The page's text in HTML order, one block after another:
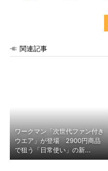
関連記事
ワークマン「次世代ファン付き
ウエア」が登場 2900円商品
で狙う「日常使い」の新...